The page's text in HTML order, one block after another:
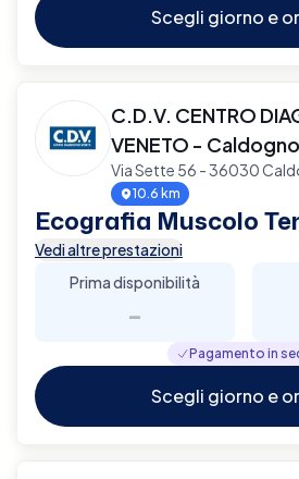
Scegli giorno e
C.D.V. CENTRO
VENETO - Caldogno
Via Sette 56 - 36030
10.6 km
Ecografia Muscolo
Vedi altre prestazioni
Prima disponibilità
-
Pagamento in
Scegli giorno e